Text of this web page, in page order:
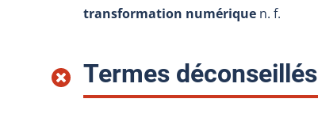
transformation numérique n. f.
Termes déconseillés: